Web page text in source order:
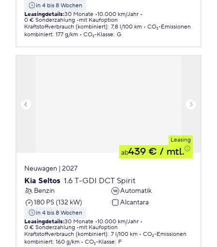
in 4 bis 8 Wochen
Leasingdetails:30 Monate 10.000 km/Jahr
0 € Sonderzahlung
mit Kaufoption
Kraftstoffverbrauch (kombiniert): 7,8 l/100 km
CO₂-Emissionen
kombiniert: 177 g/km CO₂-Klasse: G
Leasing
ab439 € / mtl.
Neuwagen | 2027
Kia Seltos 1.6 T-GDI DCT Spirit
Benzin
Automatik
180 PS (132 kW)
Alcantara
in 4 bis 8 Wochen
Leasingdetails:30 Monate 10.000 km/Jahr
0 € Sonderzahlung
mit Kaufoption
Kraftstoffverbrauch (kombiniert): 7 l/100 km
CO₂-Emissionen
kombiniert: 160 g/km CO₂-Klasse: F